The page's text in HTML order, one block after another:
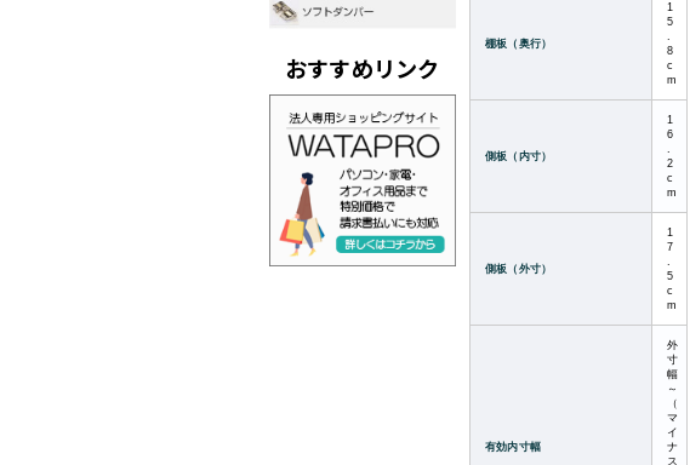
おすすめリンク
棚板（奥行）
1
5
.
8
c
m
側板（内寸）
1
6
.
2
c
m
側板（外寸）
1
7
.
5
c
m
有効内寸幅
外
寸
幅
～
（
マ
イ
ナ
ス